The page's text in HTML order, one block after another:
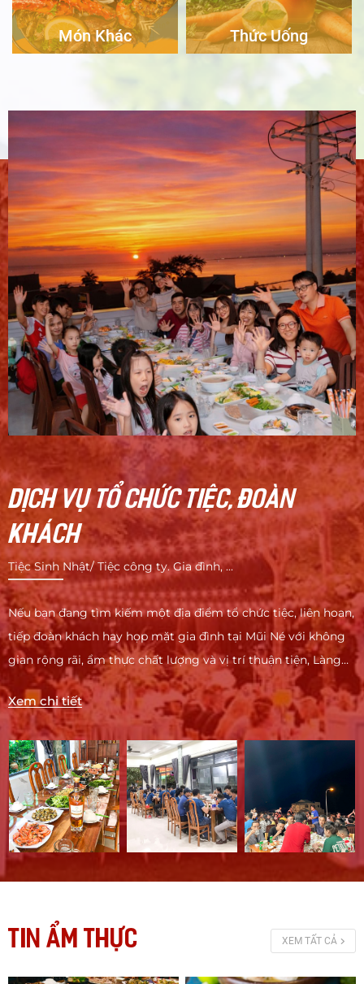
Món Khác Thức Uống
DỊCH VỤ TỔ CHỨC TIỆC, ĐOÀN
KHÁCH
Tiệc Sinh Nhật/ Tiệc công ty. Gia đình, ...
Nếu bạn đang tìm kiếm một địa điểm tổ chức tiệc, liên hoan,
tiếp đoàn khách hay họp mặt gia đình tại Mũi Né với không
gian rộng rãi, ẩm thực chất lượng và vị trí thuận tiện, Làng
Chài Quán chính là lựa chọn lý tưởng.
Xem chi tiết
TIN ẨM THỰC XEM TẤT CẢ